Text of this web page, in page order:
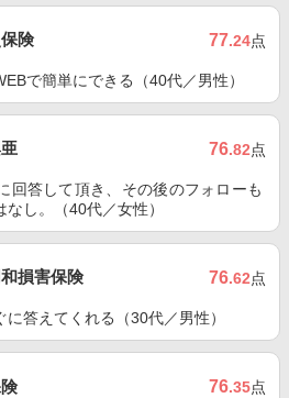
険 77.24点
で簡単にできる（40代／男性）
76.82点
回答して頂き、その後のフォローも
し。（40代／女性）
損害保険 76.62点
答えてくれる（30代／男性）
76.35点